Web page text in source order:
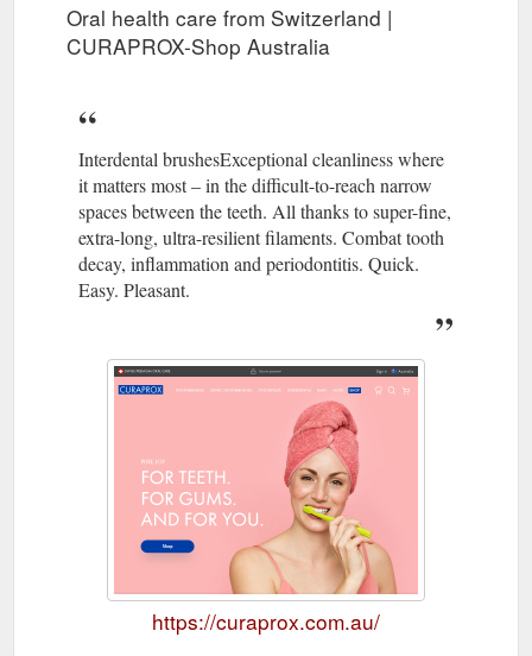
Oral health care from Switzerland |
CURAPROX-Shop Australia
Interdental brushesExceptional cleanliness where
it matters most – in the difficult-to-reach narrow
spaces between the teeth. All thanks to super-fine,
extra-long, ultra-resilient filaments. Combat tooth
decay, inflammation and periodontitis. Quick.
Easy. Pleasant.
https://curaprox.com.au/